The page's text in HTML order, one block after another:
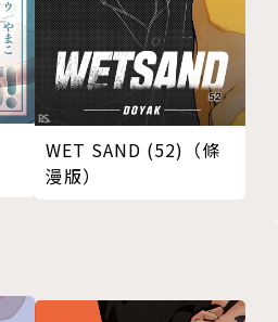
WET SAND (52)（條
漫版）